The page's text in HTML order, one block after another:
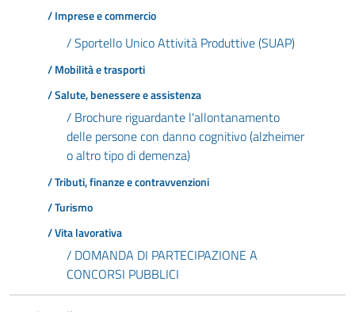
/ Imprese e commercio
/ Sportello Unico Attività Produttive (SUAP)
/ Mobilità e trasporti
/ Salute, benessere e assistenza
/ Brochure riguardante l'allontanamento
delle persone con danno cognitivo (alzheimer
o altro tipo di demenza)
/ Tributi, finanze e contravvenzioni
/ Turismo
/ Vita lavorativa
/ DOMANDA DI PARTECIPAZIONE A
CONCORSI PUBBLICI